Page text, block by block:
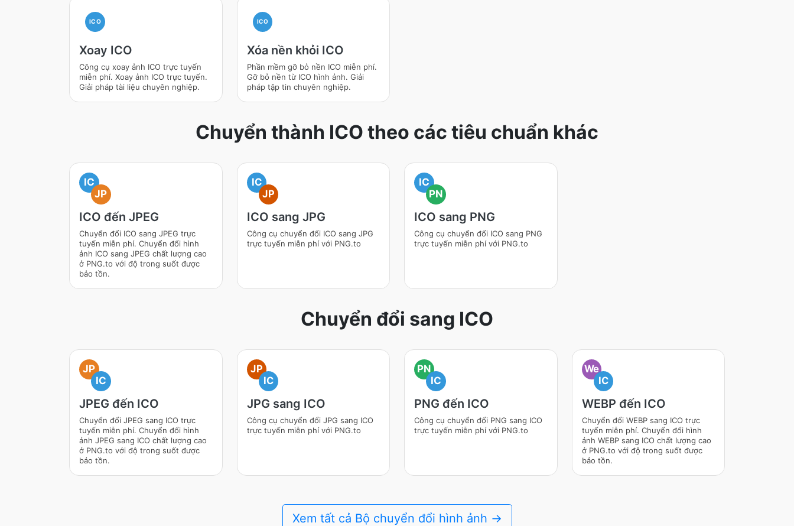
ICO
Xoay ICO
Công cụ xoay ảnh ICO trực tuyến
miễn phí. Xoay ảnh ICO trực tuyến.
Giải pháp tài liệu chuyên nghiệp.
ICO
Xóa nền khỏi ICO
Phần mềm gỡ bỏ nền ICO miễn phí.
Gỡ bỏ nền từ ICO hình ảnh. Giải
pháp tập tin chuyên nghiệp.
Chuyển thành ICO theo các tiêu chuẩn khác
IC
JP
ICO đến JPEG
Chuyển đổi ICO sang JPEG trực
tuyến miễn phí. Chuyển đổi hình
ảnh ICO sang JPEG chất lượng cao
ở PNG.to với độ trong suốt được
bảo tồn.
IC
JP
ICO sang JPG
Công cụ chuyển đổi ICO sang JPG
trực tuyến miễn phí với PNG.to
IC
PN
ICO sang PNG
Công cụ chuyển đổi ICO sang PNG
trực tuyến miễn phí với PNG.to
Chuyển đổi sang ICO
JP
IC
JPEG đến ICO
Chuyển đổi JPEG sang ICO trực
tuyến miễn phí. Chuyển đổi hình
ảnh JPEG sang ICO chất lượng cao
ở PNG.to với độ trong suốt được
bảo tồn.
JP
IC
JPG sang ICO
Công cụ chuyển đổi JPG sang ICO
trực tuyến miễn phí với PNG.to
PN
IC
PNG đến ICO
Công cụ chuyển đổi PNG sang ICO
trực tuyến miễn phí với PNG.to
We
IC
WEBP đến ICO
Chuyển đổi WEBP sang ICO trực
tuyến miễn phí. Chuyển đổi hình
ảnh WEBP sang ICO chất lượng cao
ở PNG.to với độ trong suốt được
bảo tồn.
Xem tất cả Bộ chuyển đổi hình ảnh →